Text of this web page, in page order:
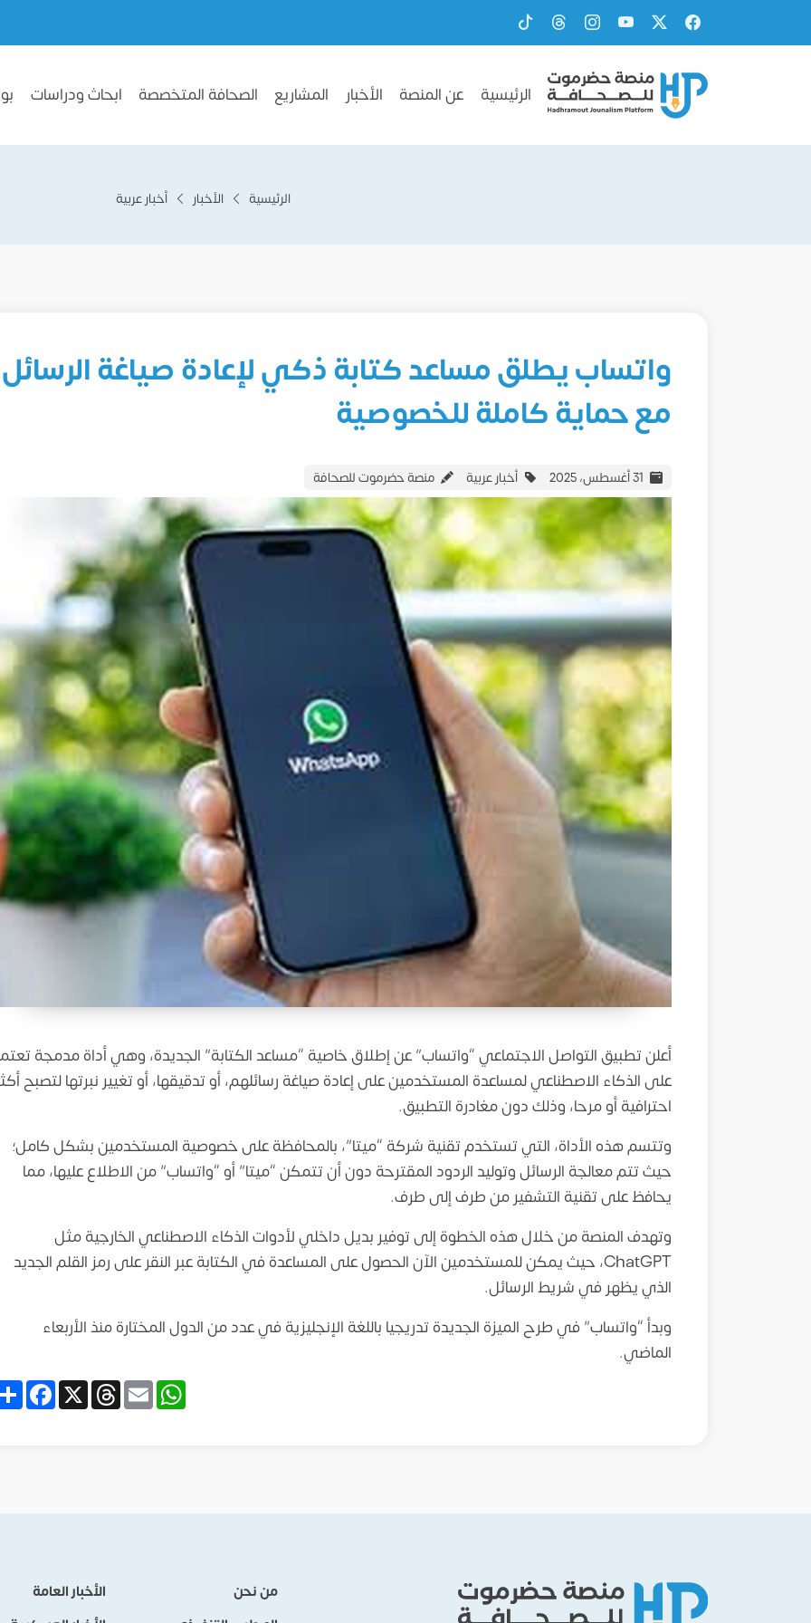
الرئيسية عن المنصة الأخبار المشاريع الصحافة المتخصصة ابحاث ودراسات
الرئيسية الأخبار أخبار عربية
واتساب يطلق مساعد كتابة ذكي لإعادة صياغة الرسائل
مع حماية كاملة للخصوصية
31 أغسطس، 2025 أخبار عربية منصة حضرموت للصحافة
أعلن تطبيق التواصل الاجتماعي “واتساب” عن إطلاق خاصية “مساعد الكتابة” الجديدة، وهي أداة مدمجة
على الذكاء الاصطناعي لمساعدة المستخدمين على إعادة صياغة رسائلهم، أو تدقيقها، أو تغيير نبرتها لتصبح
احترافية أو مرحا، وذلك دون مغادرة التطبيق.
وتتسم هذه الأداة، التي تستخدم تقنية شركة “ميتا”، بالمحافظة على خصوصية المستخدمين بشكل كامل؛
حيث تتم معالجة الرسائل وتوليد الردود المقترحة دون أن تتمكن “ميتا” أو “واتساب” من الاطلاع عليها، مما
يحافظ على تقنية التشفير من طرف إلى طرف.
وتهدف المنصة من خلال هذه الخطوة إلى توفير بديل داخلي لأدوات الذكاء الاصطناعي الخارجية مثل
ChatGPT، حيث يمكن للمستخدمين الآن الحصول على المساعدة في الكتابة عبر النقر على رمز القلم الجديد
الذي يظهر في شريط الرسائل.
وبدأ “واتساب” في طرح الميزة الجديدة تدريجيا باللغة الإنجليزية في عدد من الدول المختارة منذ الأربعاء
الماضي.
X
ThreadsEmail
WhatsApp
من نحن
الأخبار العامة